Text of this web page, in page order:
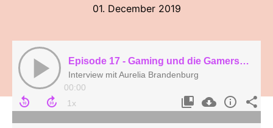
01. December 2019
Episode 17 - Gaming und die Gamerszene
Interview mit Aurelia Brandenburg
00:00